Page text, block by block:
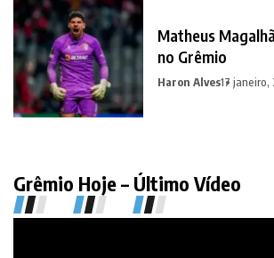
Matheus
no Grêmio
Haron Alves17 janeiro,
Grêmio Hoje – Último Vídeo